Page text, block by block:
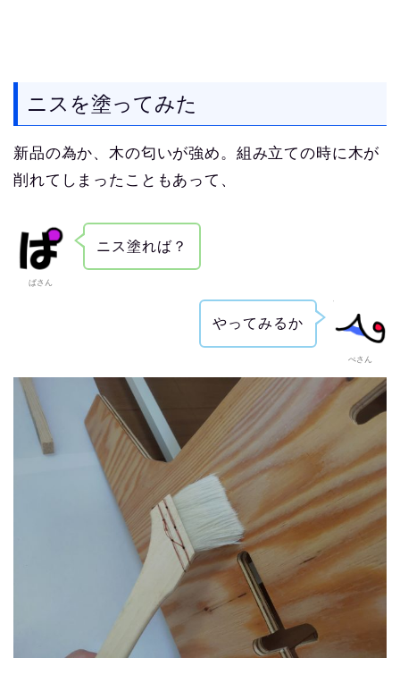
ニスを塗ってみた
新品の為か、木の匂いが強め。組み立ての時に木が
削れてしまったこともあって、
ぱさん
ニス塗れば？
ぺさん
やってみるか